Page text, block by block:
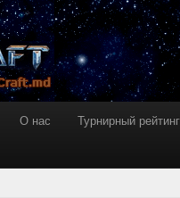
О нас Турнирный рейтинг